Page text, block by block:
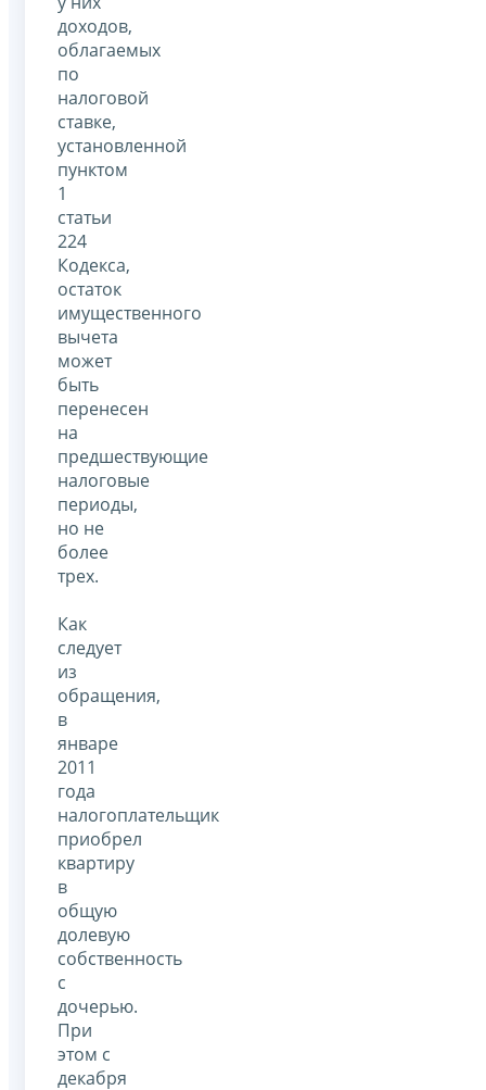
доходов,
облагаемых
по
налоговой
ставке,
установленной
пунктом
1
статьи
224
Кодекса,
остаток
имущественного
вычета
может
быть
перенесен
на
предшествующие
налоговые
периоды,
но не
более
трех.
Как
следует
из
обращения,
в
январе
2011
года
налогоплательщик
приобрел
квартиру
в
общую
долевую
собственность
с
дочерью.
При
этом с
декабря